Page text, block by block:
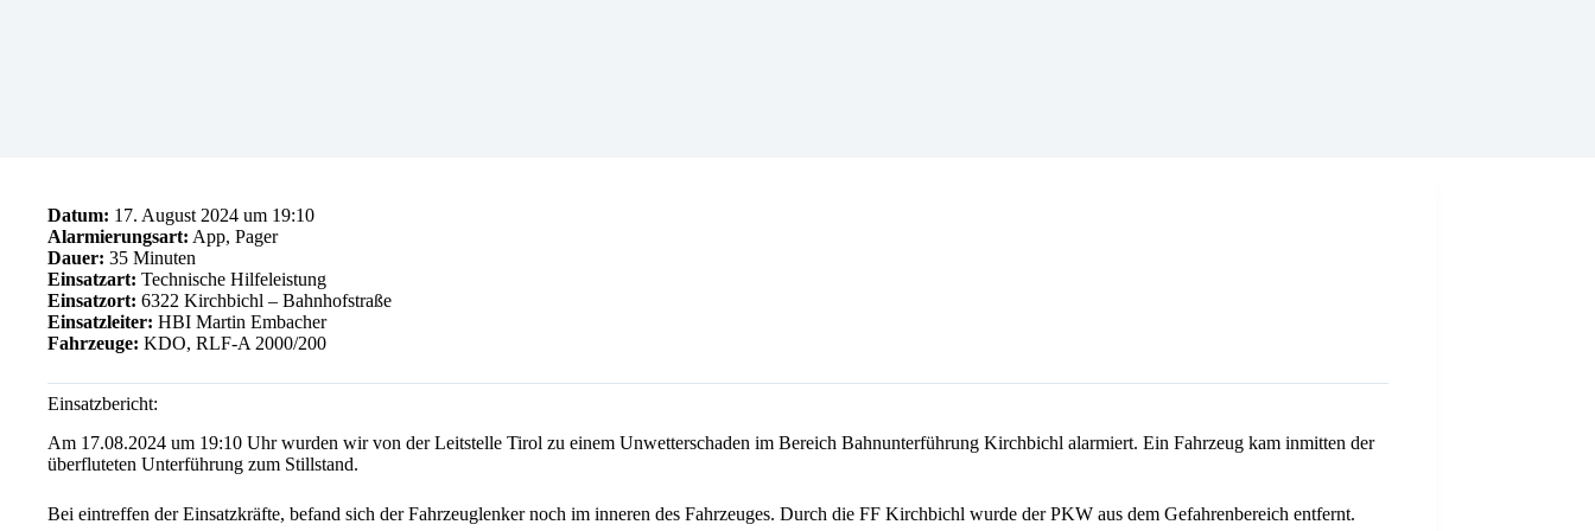
Datum: 17. August 2024 um 19:10
Alarmierungsart: App, Pager
Dauer: 35 Minuten
Einsatzart: Technische Hilfeleistung
Einsatzort: 6322 Kirchbichl – Bahnhofstraße
Einsatzleiter: HBI Martin Embacher
Fahrzeuge: KDO, RLF-A 2000/200
Einsatzbericht:
Am 17.08.2024 um 19:10 Uhr wurden wir von der Leitstelle Tirol zu einem Unwetterschaden im Bereich Bahnunterführung Kirchbichl alarmiert. Ein Fahrzeug kam inmitten der
überfluteten Unterführung zum Stillstand.
Bei eintreffen der Einsatzkräfte, befand sich der Fahrzeuglenker noch im inneren des Fahrzeuges. Durch die FF Kirchbichl wurde der PKW aus dem Gefahrenbereich entfernt.